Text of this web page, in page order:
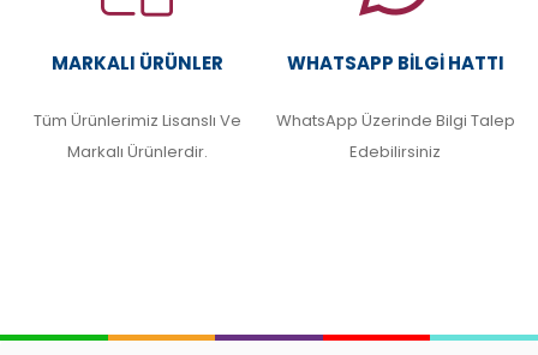
MARKALI ÜRÜNLER
Tüm Ürünlerimiz Lisanslı Ve
Markalı Ürünlerdir.
WHATSAPP BILGI HATTI
WhatsApp Üzerinde Bilgi Talep
Edebilirsiniz